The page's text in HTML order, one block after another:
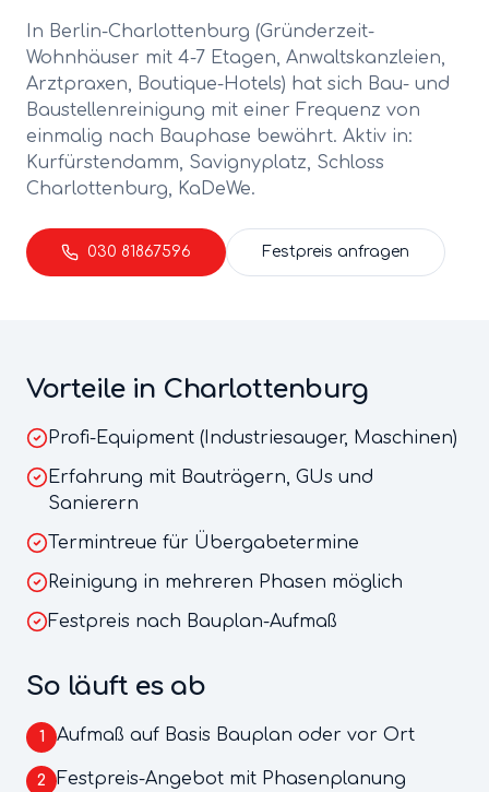
In Berlin-Charlottenburg (Gründerzeit-
Wohnhäuser mit 4-7 Etagen, Anwaltskanzleien,
Arztpraxen, Boutique-Hotels) hat sich Bau- und
Baustellenreinigung mit einer Frequenz von
einmalig nach Bauphase bewährt. Aktiv in:
Kurfürstendamm, Savignyplatz, Schloss
Charlottenburg, KaDeWe.
030 81867596 Festpreis anfragen
Vorteile in Charlottenburg
Profi-Equipment (Industriesauger, Maschinen)
Erfahrung mit Bauträgern, GUs und
Sanierern
Termintreue für Übergabetermine
Reinigung in mehreren Phasen möglich
Festpreis nach Bauplan-Aufmaß
So läuft es ab
1 Aufmaß auf Basis Bauplan oder vor Ort
2 Festpreis-Angebot mit Phasenplanung